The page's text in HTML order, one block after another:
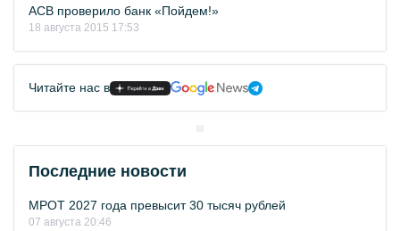
АСВ проверило банк «Пойдем!»
18 августа 2015 17:53
Читайте нас в
Последние новости
МРОТ 2027 года превысит 30 тысяч рублей
07 августа 20:46